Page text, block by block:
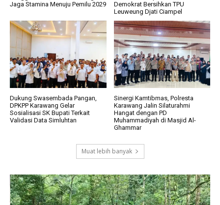
Jaga Stamina Menuju Pemilu 2029
Demokrat Bersihkan TPU
Leuweung Djati Ciampel
Dukung Swasembada Pangan,
DPKPP Karawang Gelar
Sosialisasi SK Bupati Terkait
Validasi Data Simluhtan
Sinergi Kamtibmas, Polresta
Karawang Jalin Silaturahmi
Hangat dengan PD
Muhammadiyah di Masjid Al-
Ghammar
Muat lebih banyak